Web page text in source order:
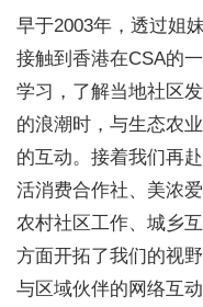
早于2003年，透过姐
接触到香港在CSA的
学习，了解当地社区
的浪潮时，与生态农
的互动。接着我们再
活消费合作社、美浓
农村社区工作、城乡
方面开拓了我们的视
与区域伙伴的网络互动